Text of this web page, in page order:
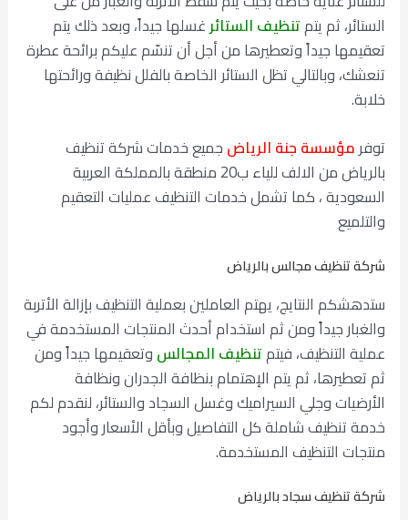
الستائر، ثم يتمتنظيف الستائرغسلها جيداً، وبعد ذلك يتم
تعقيمها جيداً وتعطيرها من أجل أن تنسّم عليكم برائحة عطرة
تنعشك، وبالتالي تظل الستائر الخاصة بالفلل نظيفة ورائحتها
خلابة.
توفر مؤسسة جنة الرياض جميع خدمات شركة تنظيف
بالرياض من الالف للياء ب20 منطقة بالمملكة العربية
السعودية ، كما تشمل خدمات التنظيف عمليات التعقيم
والتلميع
شركة تنظيف مجالس بالرياض
ستدهشكم النتايج، يهتم العاملين بعملية التنظيف بإزالة الأتربة
والغبار جيداً ومن ثم استخدام أحدث المنتجات المستخدمة في
عملية التنظيف، فيتمتنظيف المجالس وتعقيمها جيداً ومن
ثم تعطيرها، ثم يتم الإهتمام بنظافة الجدران ونظافة
الأرضيات وجلي السيراميك وغسل السجاد والستائر، لنقدم لكم
خدمة تنظيف شاملة كل التفاصيل وبأقل الأسعار وأجود
منتجات التنظيف المستخدمة.
شركة تنظيف سجاد بالرياض